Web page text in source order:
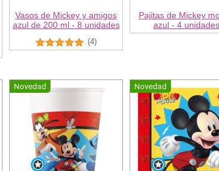
Vasos de Mickey y amigos
azul de 200 ml - 8 unidades
(4)
Pajitas de Mickey
azul - 4 unidades
Novedad Novedad